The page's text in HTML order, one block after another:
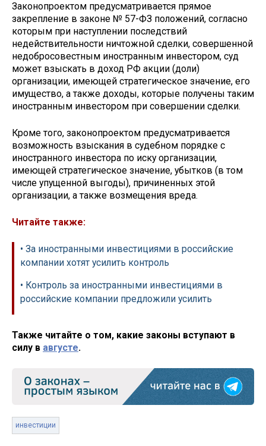
Законопроектом предусматривается прямое
закрепление в законе № 57-ФЗ положений, согласно
которым при наступлении последствий
недействительности ничтожной сделки, совершенной
недобросовестным иностранным инвестором, суд
может взыскать в доход РФ акции (доли)
организации, имеющей стратегическое значение, его
имущество, а также доходы, которые получены таким
иностранным инвестором при совершении сделки.
Кроме того, законопроектом предусматривается
возможность взыскания в судебном порядке с
иностранного инвестора по иску организации,
имеющей стратегическое значение, убытков (в том
числе упущенной выгоды), причиненных этой
организации, а также возмещения вреда.
Читайте также:
• За иностранными инвестициями в российские
компании хотят усилить контроль
• Контроль за иностранными инвестициями в
российские компании предложили усилить
Также читайте о том, какие законы вступают в
силу в августе.
инвестиции